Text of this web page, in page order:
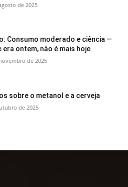
de 2025
Consumo moderado e ciência —
era ontem, não é mais hoje
de 2025
sobre o metanol e a cerveja
de 2025